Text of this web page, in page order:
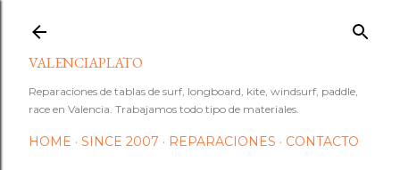
VALENCIAPLATO
Reparaciones de tablas de surf, longboard, kite, windsurf, paddle,
race en Valencia. Trabajamos todo tipo de materiales.
HOME SINCE 2007 REPARACIONES CONTACTO